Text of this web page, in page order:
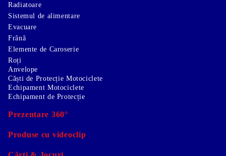
Radiatoare
Sistemul de alimentare
Evacuare
Frână
Elemente de Caroserie
Roți
Anvelope
Căști de Protecție Motociclete
Echipament Motociclete
Echipament de Protecție
Prezentare 360°
Produse cu videoclip